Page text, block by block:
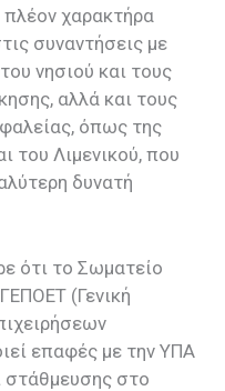
πλέον χαρακτήρα
συναντήσεις με
νησιού και τους
αλλά και τους
όπως της
του Λιμενικού, που
δυνατή
ότι το Σωματείο
(Γενική
επαφές με την ΥΠΑ
στάθμευσης στο